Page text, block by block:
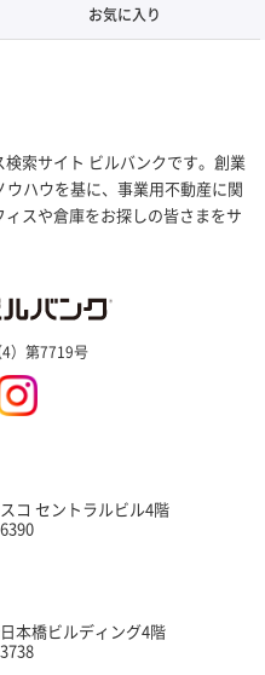
お気に入り
索サイト ビルバンクです。創業
ハウを基に、事業用不動産に関
スや倉庫をお探しの皆さまをサ
）第7719号
コ セントラルビル4階
本橋ビルディング4階